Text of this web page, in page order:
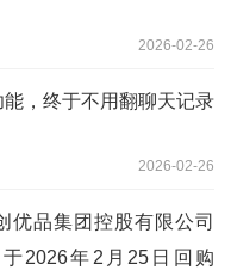
2026-02-26
，终于不用翻聊天记录
2026-02-26
优品集团控股有限公司
于2026年2月25日回购